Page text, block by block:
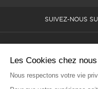
SUIVEZ-NOUS